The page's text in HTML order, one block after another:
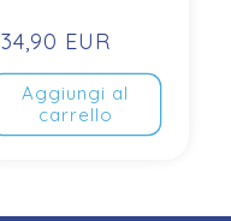
EUR
Aggiungi al
carrello